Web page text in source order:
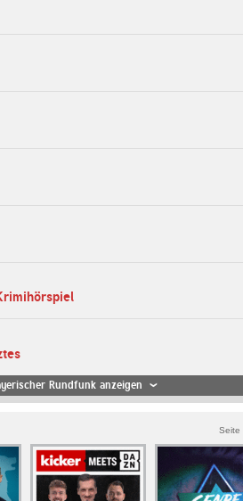
Rundfunk anzeigen
Seite